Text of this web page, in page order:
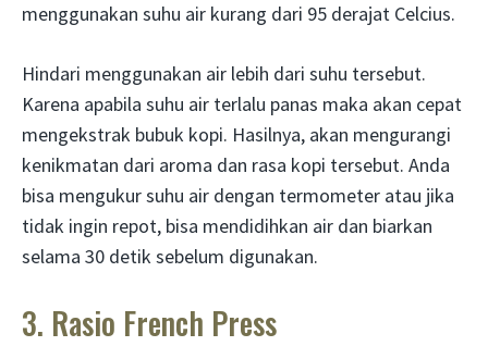
menggunakan suhu air kurang dari 95 derajat Celcius.
Hindari menggunakan air lebih dari suhu tersebut.
Karena apabila suhu air terlalu panas maka akan cepat
mengekstrak bubuk kopi. Hasilnya, akan mengurangi
kenikmatan dari aroma dan rasa kopi tersebut. Anda
bisa mengukur suhu air dengan termometer atau jika
tidak ingin repot, bisa mendidihkan air dan biarkan
selama 30 detik sebelum digunakan.
3. Rasio French Press